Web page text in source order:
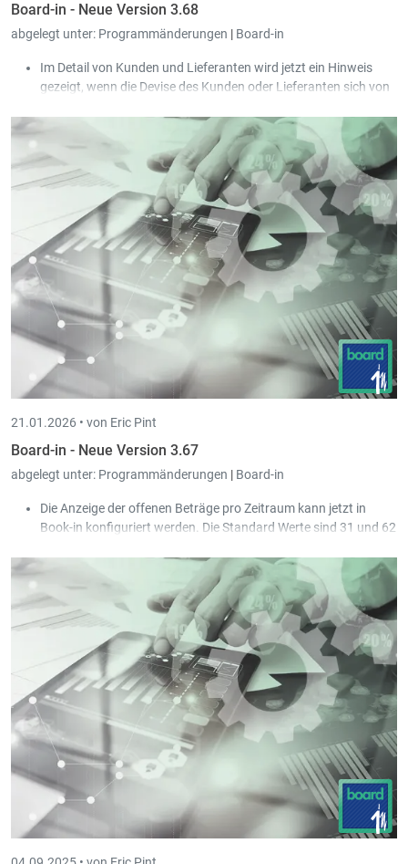
Board-in - Neue Version 3.68
abgelegt unter: Programmänderungen | Board-in
Im Detail von Kunden und Lieferanten wird jetzt ein Hinweis
gezeigt, wenn die Devise des Kunden oder Lieferanten sich von
21.01.2026 • von Eric Pint
Board-in - Neue Version 3.67
abgelegt unter: Programmänderungen | Board-in
Die Anzeige der offenen Beträge pro Zeitraum kann jetzt in
Book-in konfiguriert werden. Die Standard Werte sind 31 und 62
Es gibt nun die Möglichkeit, in der Ergebnisrechnung (im Falle
eines Bilanzschemas) eine zusätzliche Ebene mit einem
analytischen Kontenplan anzuzeigen.